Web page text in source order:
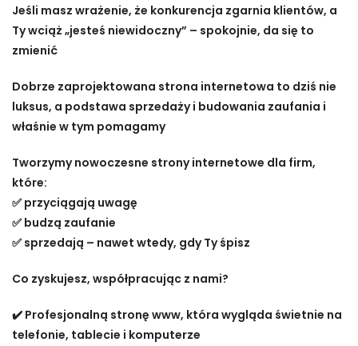
Jeśli masz wrażenie, że konkurencja zgarnia klientów, a
Ty wciąż „jesteś niewidoczny” – spokojnie, da się to
zmienić
Dobrze zaprojektowana strona internetowa to dziś nie
luksus, a podstawa sprzedaży i budowania zaufania i
właśnie w tym pomagamy
Tworzymy nowoczesne strony internetowe dla firm,
które:
✅ przyciągają uwagę
✅ budzą zaufanie
✅ sprzedają – nawet wtedy, gdy Ty śpisz
Co zyskujesz, współpracując z nami?
✔️ Profesjonalną stronę www, która wygląda świetnie na
telefonie, tablecie i komputerze